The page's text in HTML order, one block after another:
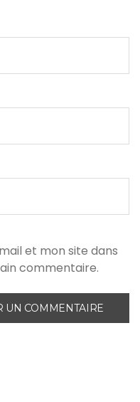
et mon site dans
commentaire.